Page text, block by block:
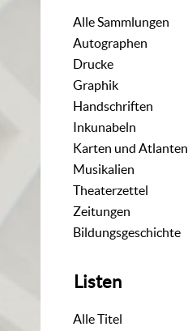
Alle Sammlungen
Autographen
Drucke
Graphik
Handschriften
Inkunabeln
Karten und Atlanten
Musikalien
Theaterzettel
Zeitungen
Bildungsgeschichte
Listen
Alle Titel